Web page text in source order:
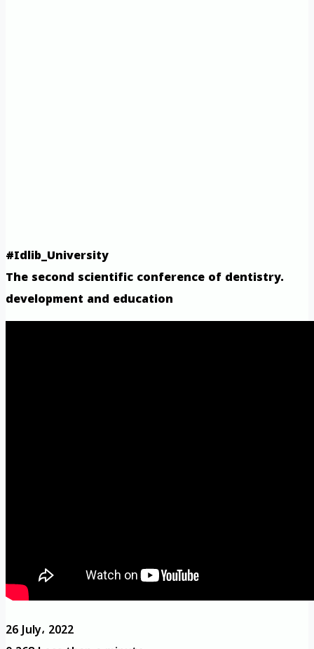
#Idlib_University
The second scientific conference of dentistry.
development and education
26 July، 2022